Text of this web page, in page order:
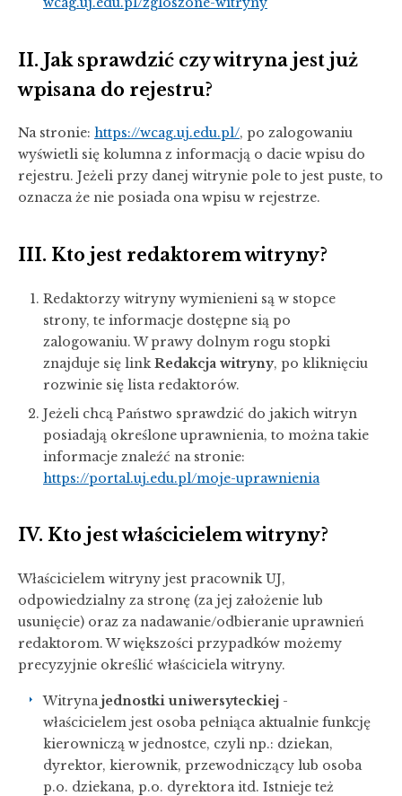
II. Jak sprawdzić czy witryna jest już
wpisana do rejestru?
Na stronie: https://wcag.uj.edu.pl/, po zalogowaniu
wyświetli się kolumna z informacją o dacie wpisu do
rejestru. Jeżeli przy danej witrynie pole to jest puste, to
oznacza że nie posiada ona wpisu w rejestrze.
III. Kto jest redaktorem witryny?
Redaktorzy witryny wymienieni są w stopce
strony, te informacje dostępne sią po
zalogowaniu. W prawy dolnym rogu stopki
znajduje się linkRedakcja witryny, po kliknięciu
rozwinie się lista redaktorów.
Jeżeli chcą Państwo sprawdzić do jakich witryn
posiadają określone uprawnienia, to można takie
informacje znaleźć na stronie:
https://portal.uj.edu.pl/moje-uprawnienia
IV. Kto jest właścicielem witryny?
Właścicielem witryny jest pracownik UJ,
odpowiedzialny za stronę (za jej założenie lub
usunięcie) oraz za nadawanie/odbieranie uprawnień
redaktorom. W większości przypadków możemy
precyzyjnie określić właściciela witryny.
Witrynajednostki uniwersyteckiej -
właścicielem jest osoba pełniąca aktualnie funkcję
kierowniczą w jednostce, czyli np.: dziekan,
dyrektor, kierownik, przewodniczący lub osoba
p.o. dziekana, p.o. dyrektora itd. Istnieje też